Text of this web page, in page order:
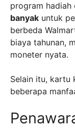
program hadiah
banyak untuk
berbeda
biaya tahunan,
moneter nyata.
Selain itu, kartu
beberapa